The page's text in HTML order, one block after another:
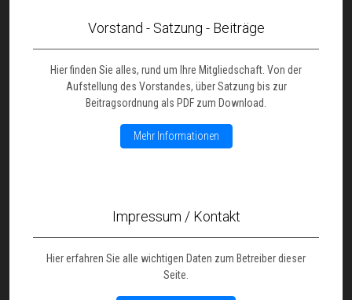
Vorstand - Satzung - Beiträge
Hier finden Sie alles, rund um Ihre Mitgliedschaft. Von der
Aufstellung des Vorstandes, über Satzung bis zur
Beitragsordnung als PDF zum Download.
Mehr Informationen
Impressum / Kontakt
Hier erfahren Sie alle wichtigen Daten zum Betreiber dieser
Seite.